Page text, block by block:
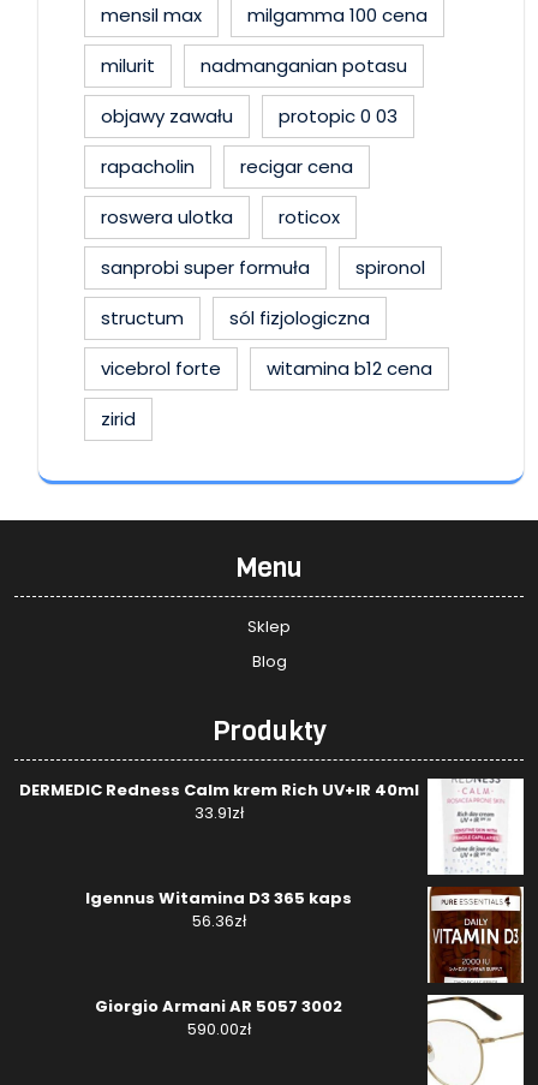
mensil max
milgamma 100 cena
milurit
nadmanganian potasu
objawy zawału
protopic 0 03
rapacholin
recigar cena
roswera ulotka
roticox
sanprobi super formuła
spironol
structum
sól fizjologiczna
vicebrol forte
witamina b12 cena
zirid
Menu
Sklep
Blog
Produkty
DERMEDIC Redness Calm krem Rich UV+IR 40ml
33.91zł
Igennus Witamina D3 365 kaps
56.36zł
Giorgio Armani AR 5057 3002
590.00zł